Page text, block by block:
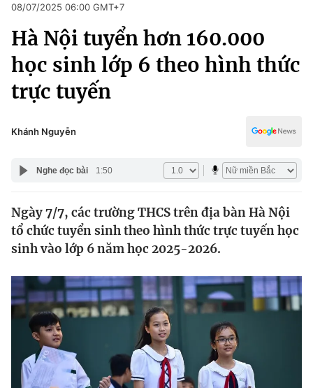
Chuyên mục
Chính trị
Xã hội
Pháp luật
Y tế
Thế giới
Tin tức
Thế giới đó đây
Câu chuyện quốc tế
Kinh tế
Tài chính
Thị trường
Góc doanh nghiệp
Dữ liệu và đời sống
Truyền hình
Phim VTV
Giải trí
Pháp luật
Kinh tế
Thể thao
Truyền hình
Văn hóa - Giải trí
Công nghệ
08/07/2025 06:00 GMT+7
Hà Nội tuyển hơn 160.000
học sinh lớp 6 theo hình thức
trực tuyến
Khánh Nguyễn
Nghe đọc bài 1:50
Ngày 7/7, các trường THCS trên địa bàn Hà Nội
tổ chức tuyển sinh theo hình thức trực tuyến học
sinh vào lớp 6 năm học 2025-2026.